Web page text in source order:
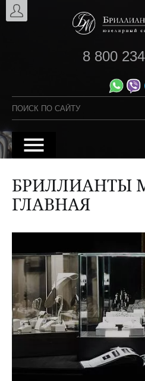
8 800
БРИЛЛИАНТЫ
ГЛАВНАЯ